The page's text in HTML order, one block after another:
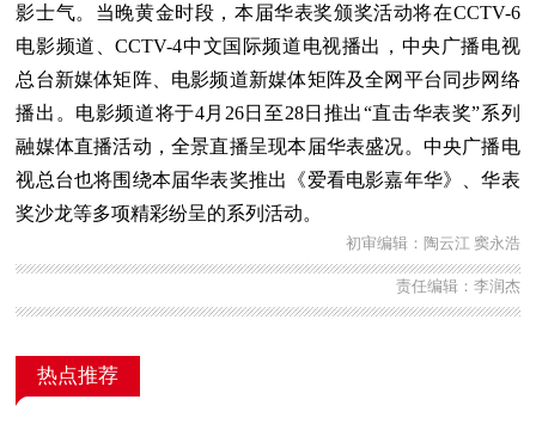
影士气。当晚黄金时段，本届华表奖颁奖活动将在CCTV-6
电影频道、CCTV-4中文国际频道电视播出，中央广播电视
总台新媒体矩阵、电影频道新媒体矩阵及全网平台同步网络
播出。电影频道将于4月26日至28日推出“直击华表奖”系列
融媒体直播活动，全景直播呈现本届华表盛况。中央广播电
视总台也将围绕本届华表奖推出《爱看电影嘉年华》、华表
奖沙龙等多项精彩纷呈的系列活动。
初审编辑：陶云江 窦永浩
责任编辑：李润杰
热点推荐